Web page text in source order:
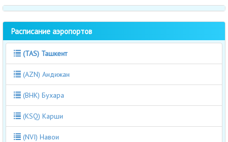
Расписание аэропортов
(TAS) Ташкент
(AZN) Андижан
(BHK) Бухара
(KSQ) Карши
(NVI) Навои